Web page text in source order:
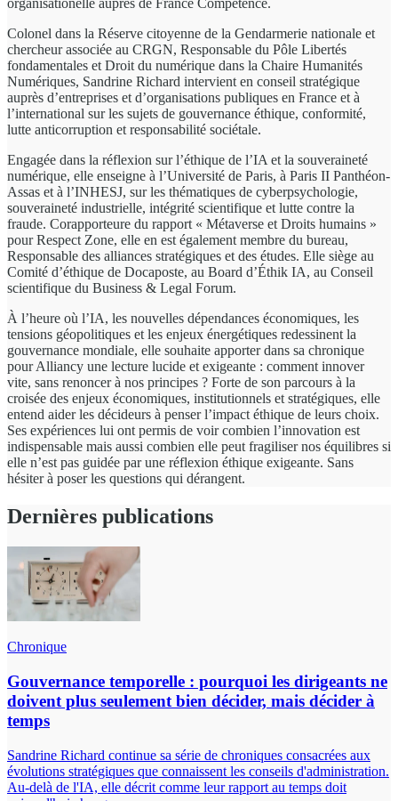
Colonel dans la Réserve citoyenne de la Gendarmerie nationale et
chercheur associée au CRGN, Responsable du Pôle Libertés
fondamentales et Droit du numérique dans la Chaire Humanités
Numériques, Sandrine Richard intervient en conseil stratégique
auprès d’entreprises et d’organisations publiques en France et à
l’international sur les sujets de gouvernance éthique, conformité,
lutte anticorruption et responsabilité sociétale.
Engagée dans la réflexion sur l’éthique de l’IA et la souveraineté
numérique, elle enseigne à l’Université de Paris, à Paris II Panthéon-
Assas et à l’INHESJ, sur les thématiques de cyberpsychologie,
souveraineté industrielle, intégrité scientifique et lutte contre la
fraude. Corapporteure du rapport « Métaverse et Droits humains »
pour Respect Zone, elle en est également membre du bureau,
Responsable des alliances stratégiques et des études. Elle siège au
Comité d’éthique de Docaposte, au Board d’Éthik IA, au Conseil
scientifique du Business & Legal Forum.
À l’heure où l’IA, les nouvelles dépendances économiques, les
tensions géopolitiques et les enjeux énergétiques redessinent la
gouvernance mondiale, elle souhaite apporter dans sa chronique
pour Alliancy une lecture lucide et exigeante : comment innover
vite, sans renoncer à nos principes ? Forte de son parcours à la
croisée des enjeux économiques, institutionnels et stratégiques, elle
entend aider les décideurs à penser l’impact éthique de leurs choix.
Ses expériences lui ont permis de voir combien l’innovation est
indispensable mais aussi combien elle peut fragiliser nos équilibres si
elle n’est pas guidée par une réflexion éthique exigeante. Sans
hésiter à poser les questions qui dérangent.
Dernières publications
Chronique
Gouvernance temporelle : pourquoi les dirigeants ne
doivent plus seulement bien décider, mais décider à
temps
Sandrine Richard continue sa série de chroniques consacrées aux
évolutions stratégiques que connaissent les conseils d'administration.
Au-delà de l'IA, elle décrit comme leur rapport au temps doit